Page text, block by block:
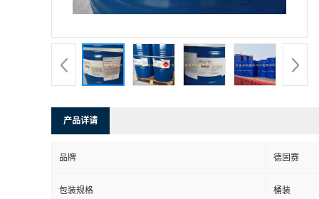
产品详请
品牌 德固赛
包装规格 桶装